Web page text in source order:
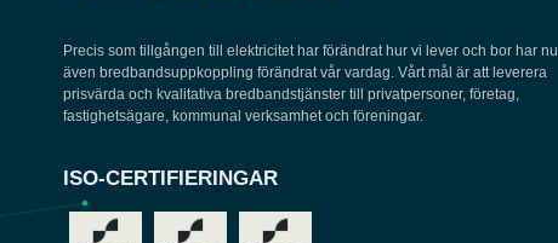
Precis som tillgången till elektricitet har förändrat hur vi lever och bor har nu
även bredbandsuppkoppling förändrat vår vardag. Vårt mål är att leverera
prisvärda och kvalitativa bredbandstjänster till privatpersoner, företag,
fastighetsägare, kommunal verksamhet och föreningar.
ISO-CERTIFIERINGAR